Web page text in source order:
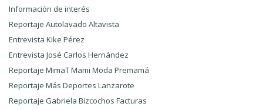
Información de interés
Reportaje Autolavado Altavista
Entrevista Kike Pérez
Entrevista José Carlos Hernández
Reportaje MimaT Mami Moda Premamá
Reportaje Más Deportes Lanzarote
Reportaje Gabriela Bizcochos Facturas